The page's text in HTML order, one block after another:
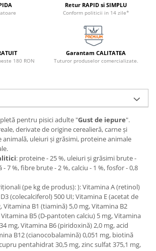
Retur RAPID si SIMPLU
Conform politicii in 14 zile*
180 RON
Garantam CALITATEA
Tuturor produselor comercializate.
pentru pisici adulte "Gust de iepure".
derivate de origine cerealieră, carne și
uleiuri și grăsimi, proteine animale
: proteine - 25 %, uleiuri și grăsimi brute -
- 7 %, fibre brute - 2 %, calciu - 1 %, fosfor - 0,8
(pe kg de produs): ): Vitamina A (retinol)
(colecalciferol) 500 UI; Vitamina E (acetat de
Vitamina B1 (tiamină) 5,0 mg, Vitamina B2
B5 (D-pantoten calciu) 5 mg, Vitamina
mg, Vitamina B6 (piridoxină) 2,0 mg, acid
B12 (cianocobalamină) 0,051 mg, biotină
pentahidrat 30,5 mg, zinc sulfat 375,1 mg,